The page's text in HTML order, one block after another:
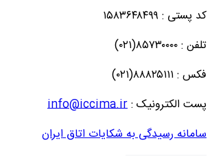
کد پستی : ۱۵۸۳۶۴۸۴۹۹
تلفن : ۸۵۷۳۰۰۰۰(۰۲۱)
فکس : ۸۸۸۲۵۱۱۱(۰۲۱)
پست الکترونیک :info@iccima.ir
سامانه رسیدگی به شکایات اتاق ایران